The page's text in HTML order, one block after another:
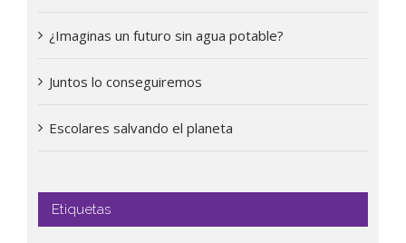
¿Imaginas un futuro sin agua potable?
Juntos lo conseguiremos
Escolares salvando el planeta
Etiquetas